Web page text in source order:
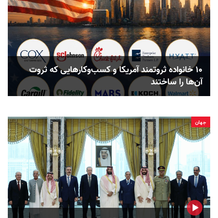
۱۰ خانواده ثروتمند آمریکا و کسب‌وکارهایی که ثروت
آن‌ها را ساختند
جهان